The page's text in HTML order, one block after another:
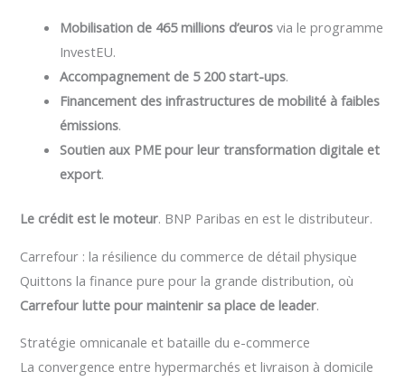
Mobilisation de 465 millions d’euros via le programme
InvestEU.
Accompagnement de 5 200 start-ups.
Financement des infrastructures de mobilité à faibles
émissions.
Soutien aux PME pour leur transformation digitale et
export.
Le crédit est le moteur. BNP Paribas en est le distributeur.
Carrefour : la résilience du commerce de détail physique
Quittons la finance pure pour la grande distribution, où
Carrefour lutte pour maintenir sa place de leader.
Stratégie omnicanale et bataille du e-commerce
La convergence entre hypermarchés et livraison à domicile